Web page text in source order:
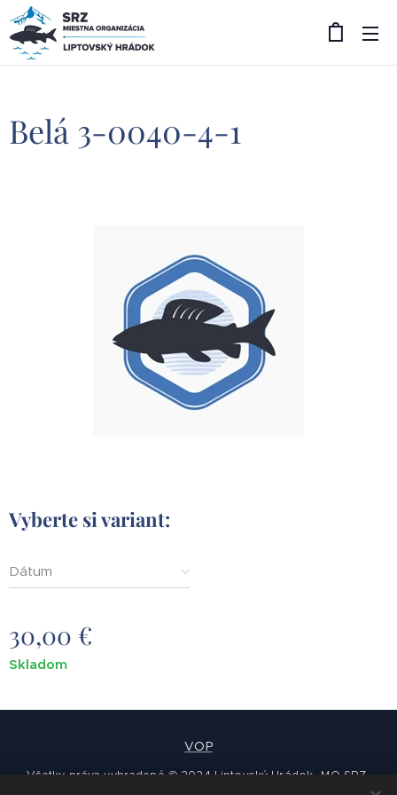
Belá 3-0040-4-1
Vyberte si variant:
Dátum
30,00 €
Skladom
VOP
Všetky práva vyhradené © 2024 Liptovský Hrádok -MO SRZ-